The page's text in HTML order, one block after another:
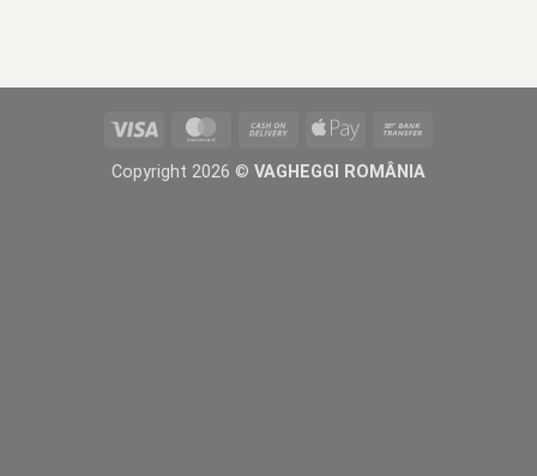
Visa MasterCard
Cash
Delivery
Apple
Copyright 2026 © VAGHEGGI ROMÂNIA